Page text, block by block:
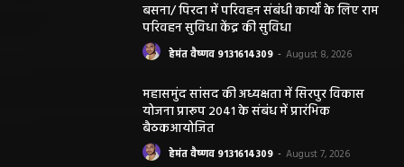
बसना/ पिरदा में परिवहन संबंधी कार्यों के लिए राम
परिवहन सुविधा केंद्र की सुविधा
हेमंत वैष्णव 9131614309 - August 8, 2026
महासमुंद सांसद की अध्यक्षता में सिरपुर विकास
योजना प्रारूप 2041 के संबंध में प्रारंभिक
बैठकआयोजित
हेमंत वैष्णव 9131614309 - August 7, 2026